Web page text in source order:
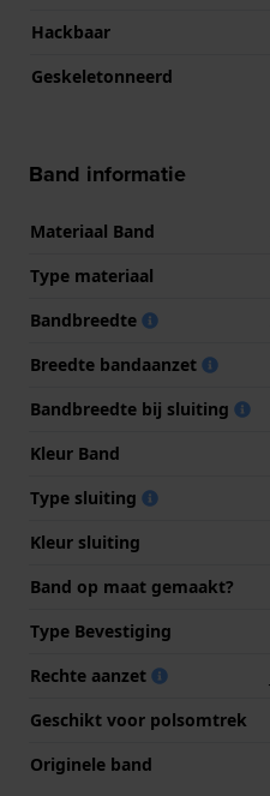
Hackbaar
Geskeletonneerd
Band informatie
Materiaal Band
Type materiaal
Bandbreedte
Breedte bandaanzet
Bandbreedte bij sluiting
Kleur Band
Type sluiting
Kleur sluiting
Band op maat gemaakt?
Type Bevestiging
Rechte aanzet
Geschikt voor polsomtrek
Originele band